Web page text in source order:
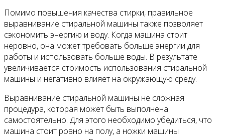
Помимо повышения качества стирки, правильное
выравнивание стиральной машины также позволяет
сэкономить энергию и воду. Когда машина стоит
неровно, она может требовать больше энергии для
работы и использовать больше воды. В результате
увеличивается стоимость использования стиральной
машины и негативно влияет на окружающую среду.
Выравнивание стиральной машины не сложная
процедура, которая может быть выполнена
самостоятельно. Для этого необходимо убедиться, что
машина стоит ровно на полу, а ножки машины